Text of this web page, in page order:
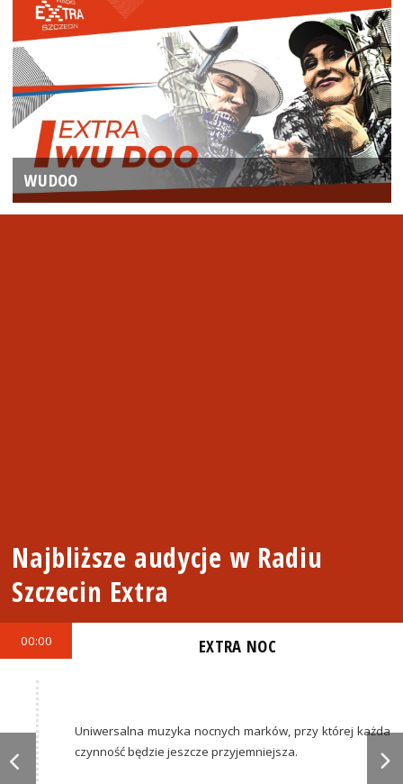
WUDOO
Najbliższe audycje w Radiu
Szczecin Extra
00:00 EXTRA NOC
Uniwersalna muzyka nocnych marków, przy której każda
czynność będzie jeszcze przyjemniejsza.